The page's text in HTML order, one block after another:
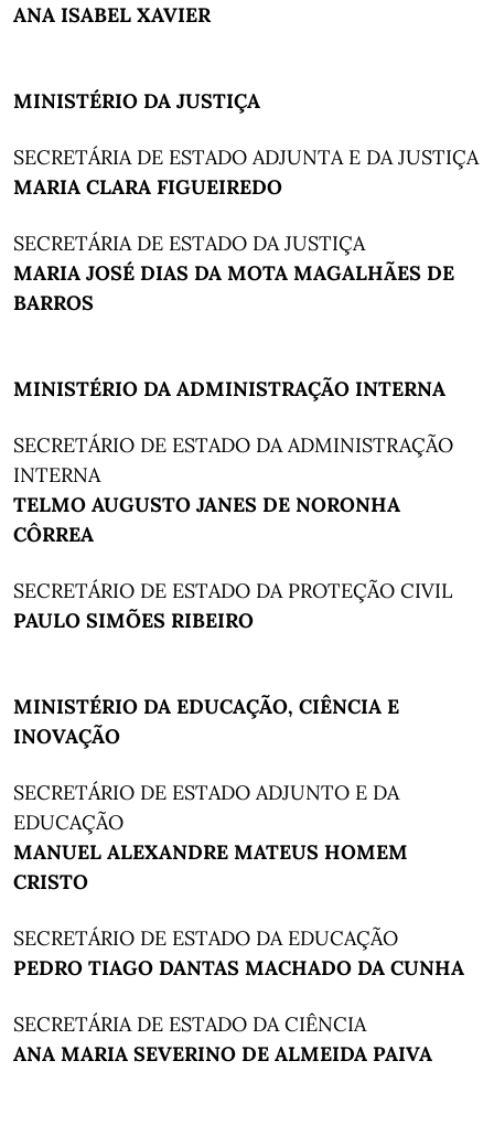
ANA ISABEL XAVIER
MINISTÉRIO DA JUSTIÇA
SECRETÁRIA DE ESTADO ADJUNTA E DA JUSTIÇA
MARIA CLARA FIGUEIREDO
SECRETÁRIA DE ESTADO DA JUSTIÇA
MARIA JOSÉ DIAS DA MOTA MAGALHÃES DE
BARROS
MINISTÉRIO DA ADMINISTRAÇÃO INTERNA
SECRETÁRIO DE ESTADO DA ADMINISTRAÇÃO
INTERNA
TELMO AUGUSTO JANES DE NORONHA
CÔRREA
SECRETÁRIO DE ESTADO DA PROTEÇÃO CIVIL
PAULO SIMÕES RIBEIRO
MINISTÉRIO DA EDUCAÇÃO, CIÊNCIA E
INOVAÇÃO
SECRETÁRIO DE ESTADO ADJUNTO E DA
EDUCAÇÃO
MANUEL ALEXANDRE MATEUS HOMEM
CRISTO
SECRETÁRIO DE ESTADO DA EDUCAÇÃO
PEDRO TIAGO DANTAS MACHADO DA CUNHA
SECRETÁRIA DE ESTADO DA CIÊNCIA
ANA MARIA SEVERINO DE ALMEIDA PAIVA